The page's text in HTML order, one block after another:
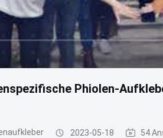
Phiolen-
2023-05-18 54